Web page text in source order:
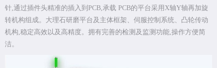
针,通过插件头精准的插入到PCB,承载 PCB的平台采用X轴Y轴再加旋
转机构组成。大理石研磨平台及主体框架、伺服控制系统、凸轮传动
机构,稳定高效以及高精度。拥有完善的检测及监测功能,操作方便简
洁。